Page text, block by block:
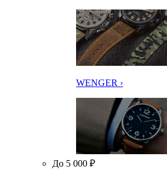
WENGER ›
До 5 000 ₽